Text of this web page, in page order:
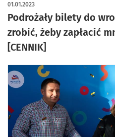
Podrożały bilety do
zrobić, żeby zapłacić
[CENNIK]
01.01.2023